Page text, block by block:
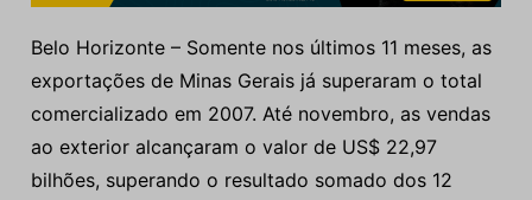
Belo Horizonte – Somente nos últimos 11 meses, as
exportações de Minas Gerais já superaram o total
comercializado em 2007. Até novembro, as vendas
ao exterior alcançaram o valor de US$ 22,97
bilhões, superando o resultado somado dos 12